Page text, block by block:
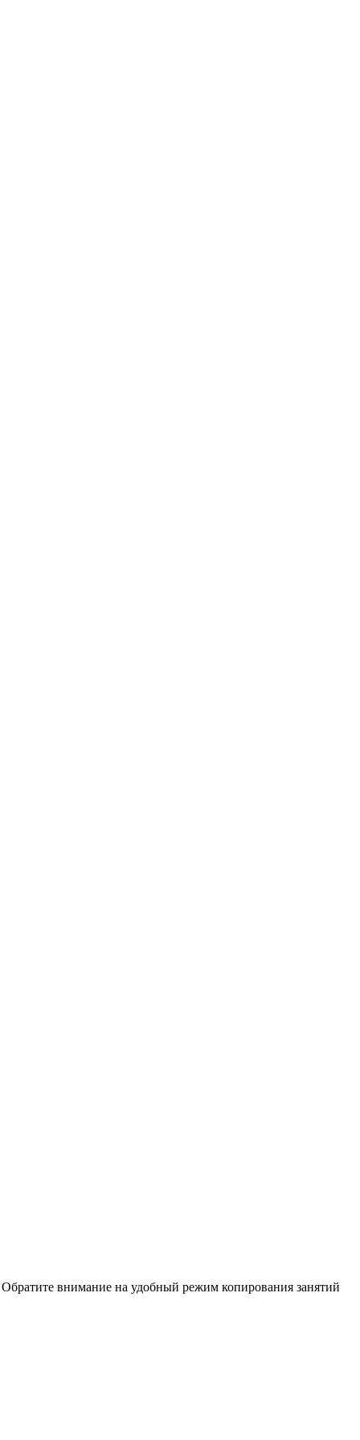
внимание на удобный режим копирования занятий